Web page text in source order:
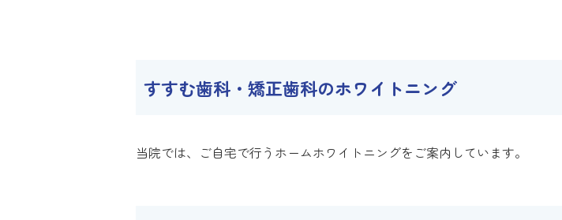
すすむ歯科・矯正歯科のホワイトニング
当院では、ご自宅で行うホームホワイトニングをご案内しています。